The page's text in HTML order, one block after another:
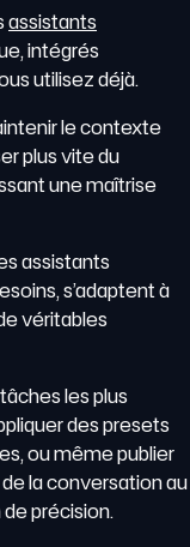
assistants
intégrés
utilisez déjà.
le contexte
plus vite du
une maîtrise
assistants
s’adaptent à
véritables
les plus
des presets
ou même publier
la conversation au
précision.